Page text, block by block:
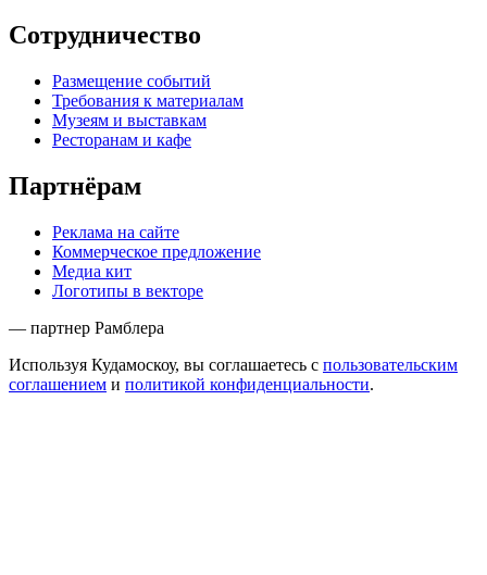
Сотрудничество
Размещение событий
Требования к материалам
Музеям и выставкам
Ресторанам и кафе
Партнёрам
Реклама на сайте
Коммерческое предложение
Медиа кит
Логотипы в векторе
— партнер Рамблера
Используя Кудамоскоу, вы соглашаетесь с пользовательским
соглашением и политикой конфиденциальности.